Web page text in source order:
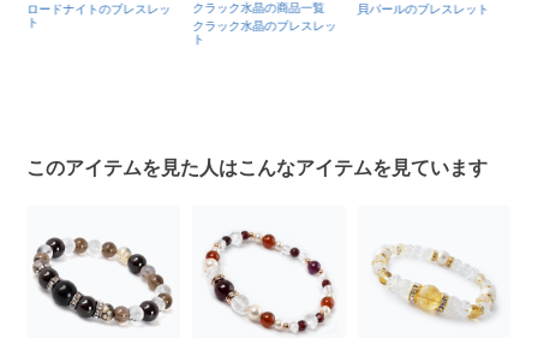
ロードナイトのブレスレッ
ト
クラック水晶の商品一覧
クラック水晶のブレスレッ
ト
貝パールのブレスレット
このアイテムを見た人はこんなアイテムを見ています